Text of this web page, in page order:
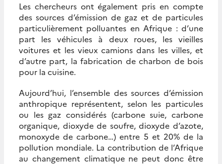
Les chercheurs ont également pris en compte
des sources d’émission de gaz et de particules
particulièrement polluantes en Afrique : d’une
part les véhicules à deux roues, les vieilles
voitures et les vieux camions dans les villes, et
d’autre part, la fabrication de charbon de bois
pour la cuisine.
Aujourd’hui, l’ensemble des sources d’émission
anthropique représentent, selon les particules
ou les gaz considérés (carbone suie, carbone
organique, dioxyde de soufre, dioxyde d’azote,
monoxyde de carbone…) entre 5 et 20% de la
pollution mondiale. La contribution de l’Afrique
au changement climatique ne peut donc être